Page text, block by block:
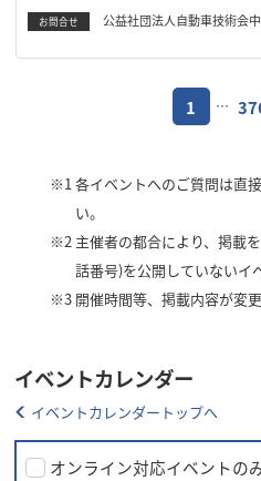
お問合せ 公益社団法人自動車技術会
1 …
※1各イベントへのご質問は直
い。
※2 主催者の都合により、掲載
話番号)を公開していないイ
※3 開催時間等、掲載内容が変
イベントカレンダー
イベントカレンダートップへ
オンライン対応イベントの